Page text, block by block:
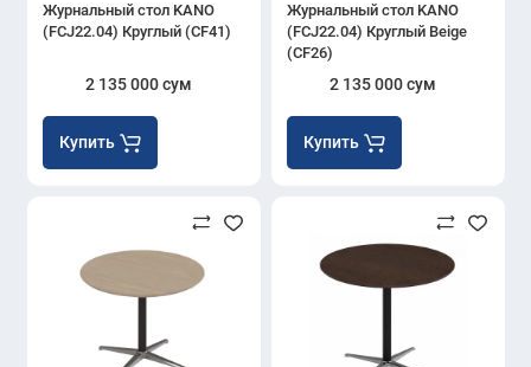
Журнальный стол KANO
(FCJ22.04) Круглый (CF41)
2 135 000 сум
Купить
Журнальный стол KANO
(FCJ22.04) Круглый Beige
(CF26)
2 135 000 сум
Купить